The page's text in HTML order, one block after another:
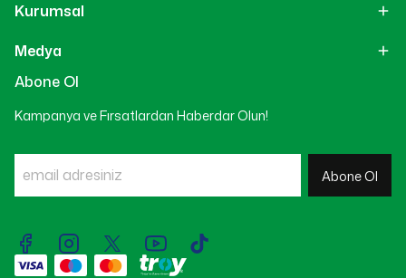
Kurumsal
Medya
Abone Ol
Kampanya ve Fırsatlardan Haberdar Olun!
Abone Ol